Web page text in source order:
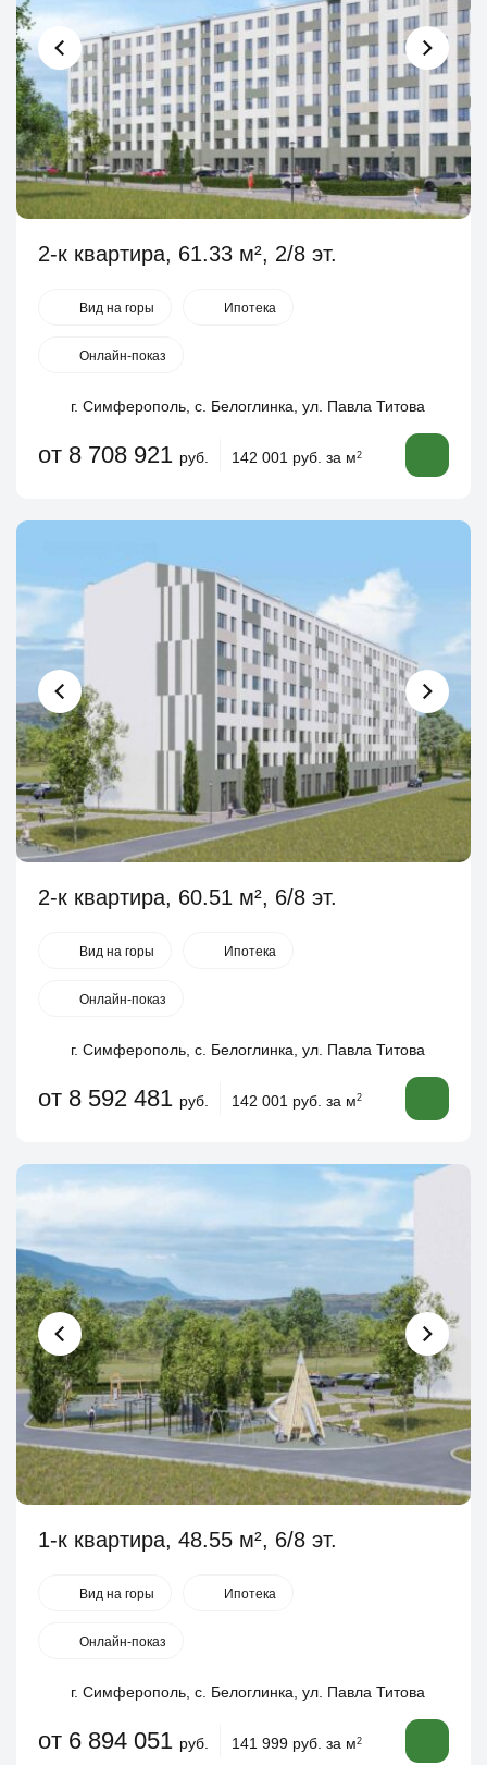
2-к квартира, 61.33 м², 2/8 эт.
Вид на горы Ипотека
Онлайн-показ
г. Симферополь, с. Белоглинка, ул. Павла Титова
от 8 708 921 руб. 142 001 руб. за м2
2-к квартира, 60.51 м², 6/8 эт.
Вид на горы Ипотека
Онлайн-показ
г. Симферополь, с. Белоглинка, ул. Павла Титова
от 8 592 481 руб. 142 001 руб. за м2
1-к квартира, 48.55 м², 6/8 эт.
Вид на горы Ипотека
Онлайн-показ
г. Симферополь, с. Белоглинка, ул. Павла Титова
от 6 894 051 руб. 141 999 руб. за м2